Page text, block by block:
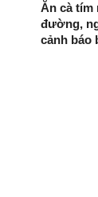
Ăn cà tím
đường,
cảnh báo